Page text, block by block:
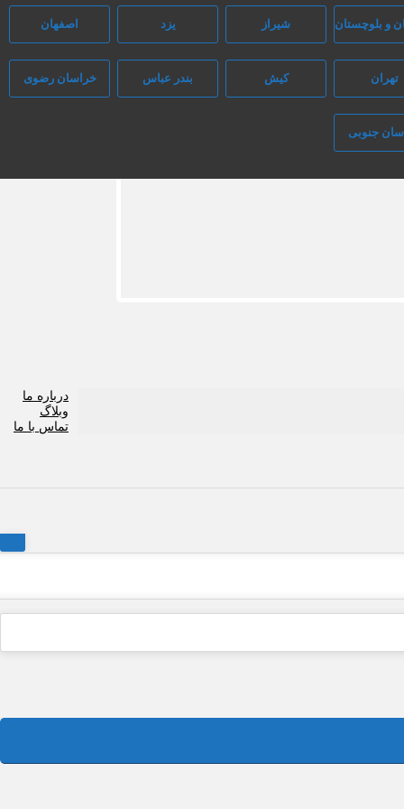
و بلوچستان شیراز یزد اصفهان
تهران کیش بندر عباس خراسان رضوی
جنوبی
درباره ما
وبلاگ
تماس با ما